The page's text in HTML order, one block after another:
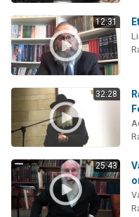
12:31
32:28
25:43